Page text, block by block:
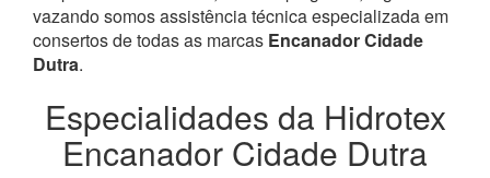
vazando somos assistência técnica especializada em
consertos de todas as marcas Encanador Cidade
Dutra.
Especialidades da Hidrotex
Encanador Cidade Dutra